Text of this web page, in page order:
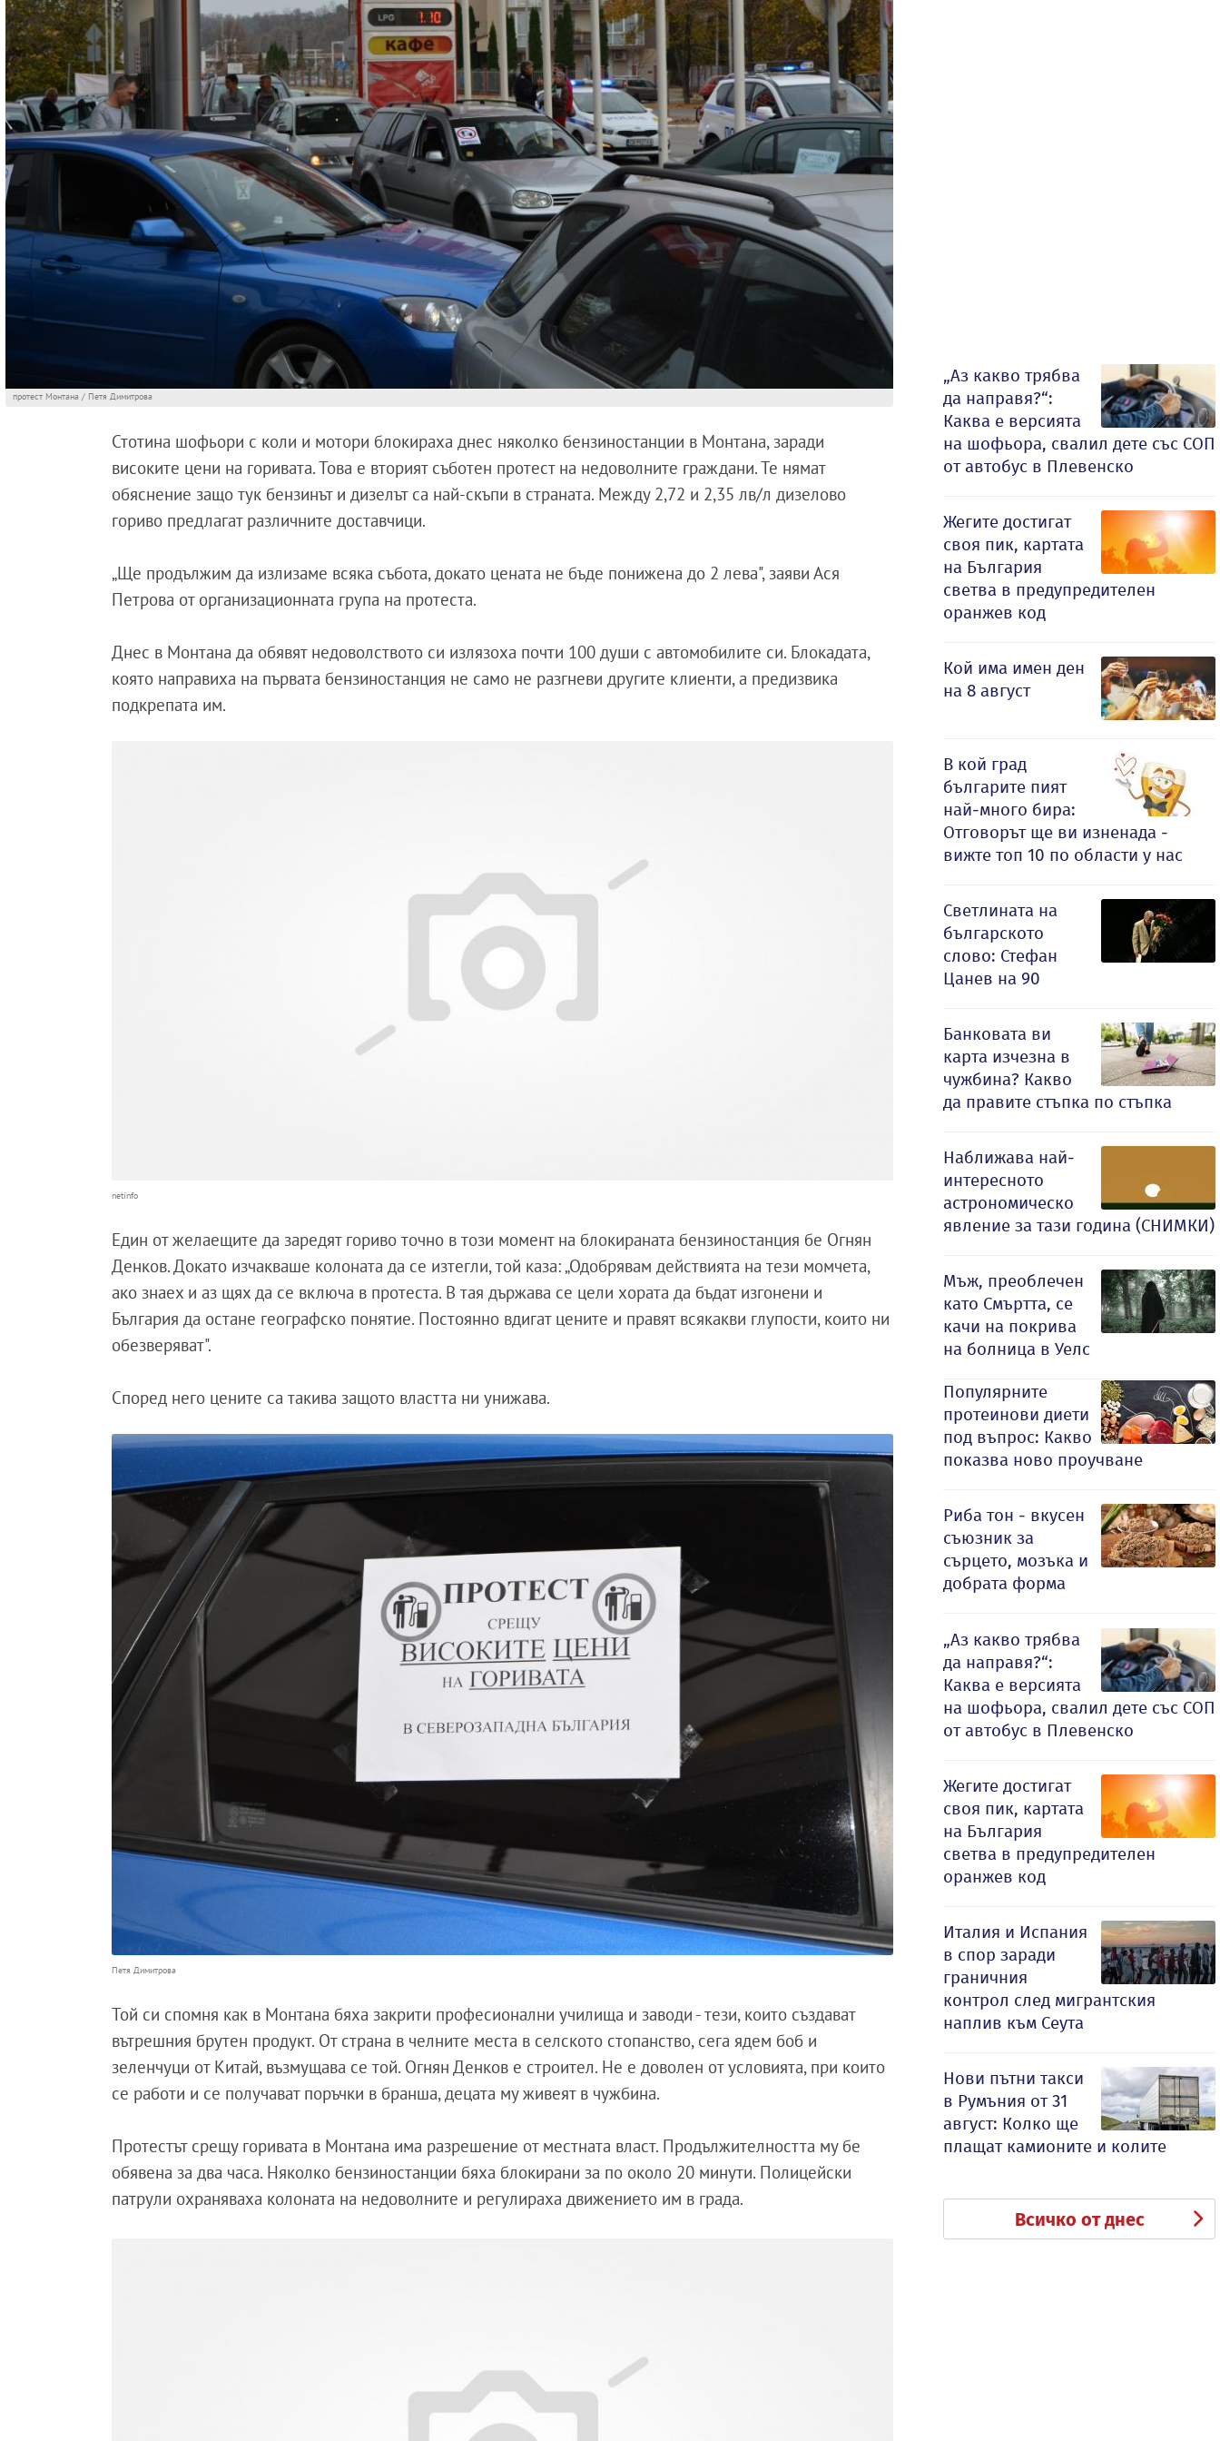
протест Монтана / Петя Димитрова
Стотина шофьори с коли и мотори блокираха днес няколко бензиностанции в Монтана, заради
високите цени на горивата. Това е вторият съботен протест на недоволните граждани. Те нямат
обяснение защо тук бензинът и дизелът са най-скъпи в страната. Между 2,72 и 2,35 лв/л дизелово
гориво предлагат различните доставчици.
„Ще продължим да излизаме всяка събота, докато цената не бъде понижена до 2 лева", заяви Ася
Петрова от организационната група на протеста.
Днес в Монтана да обявят недоволството си излязоха почти 100 души с автомобилите си. Блокадата,
която направиха на първата бензиностанция не само не разгневи другите клиенти, а предизвика
подкрепата им.
netinfo
Един от желаещите да заредят гориво точно в този момент на блокираната бензиностанция бе Огнян
Денков. Докато изчакваше колоната да се изтегли, той каза: „Одобрявам действията на тези момчета,
ако знаех и аз щях да се включа в протеста. В тая държава се цели хората да бъдат изгонени и
България да остане географско понятие. Постоянно вдигат цените и правят всякакви глупости, които ни
обезверяват".
Според него цените са такива защото властта ни унижава.
Петя Димитрова
Той си спомня как в Монтана бяха закрити професионални училища и заводи - тези, които създават
вътрешния брутен продукт. От страна в челните места в селското стопанство, сега ядем боб и
зеленчуци от Китай, възмущава се той. Огнян Денков е строител. Не е доволен от условията, при които
се работи и се получават поръчки в бранша, децата му живеят в чужбина.
Протестът срещу горивата в Монтана има разрешение от местната власт. Продължителността му бе
обявена за два часа. Няколко бензиностанции бяха блокирани за по около 20 минути. Полицейски
патрули охраняваха колоната на недоволните и регулираха движението им в града.
„Аз какво трябва
да направя?“:
Каква е версията
на шофьора, свалил дете със СОП
от автобус в Плевенско
Жегите достигат
своя пик, картата
на България
светва в предупредителен
оранжев код
Кой има имен ден
на 8 август
В кой град
българите пият
най-много бира:
Отговорът ще ви изненада -
вижте топ 10 по области у нас
Светлината на
българското
слово: Стефан
Цанев на 90
Банковата ви
карта изчезна в
чужбина? Какво
да правите стъпка по стъпка
Наближава най-
интересното
астрономическо
явление за тази година (СНИМКИ)
Мъж, преоблечен
като Смъртта, се
качи на покрива
на болница в Уелс
Популярните
протеинови диети
под въпрос: Какво
показва ново проучване
Риба тон - вкусен
съюзник за
сърцето, мозъка и
добрата форма
„Аз какво трябва
да направя?“:
Каква е версията
на шофьора, свалил дете със СОП
от автобус в Плевенско
Жегите достигат
своя пик, картата
на България
светва в предупредителен
оранжев код
Италия и Испания
в спор заради
граничния
контрол след мигрантския
наплив към Сеута
Нови пътни такси
в Румъния от 31
август: Колко ще
плащат камионите и колите
Всичко от днес